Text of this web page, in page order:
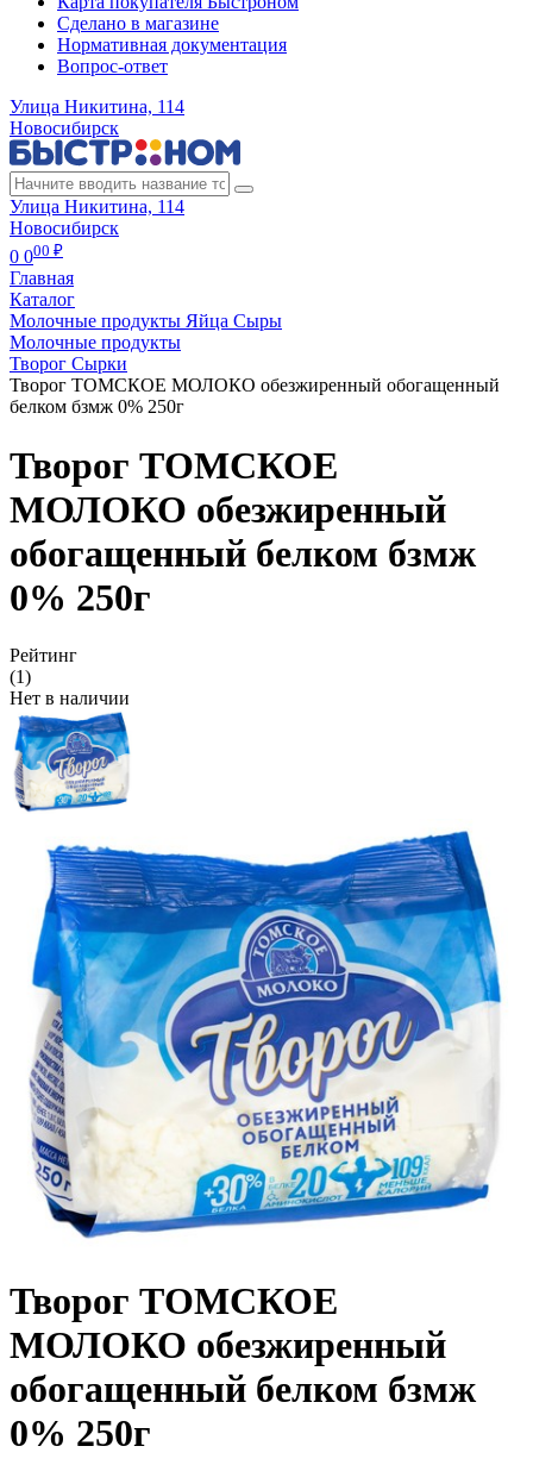
Сделано в магазине
Нормативная документация
Вопрос-ответ
Улица Никитина, 114
Новосибирск
Улица Никитина, 114
Новосибирск
0 000 ₽
Главная
Каталог
Молочные продукты Яйца Сыры
Молочные продукты
Творог Сырки
Творог ТОМСКОЕ МОЛОКО обезжиренный обогащенный
белком бзмж 0% 250г
Творог ТОМСКОЕ
МОЛОКО обезжиренный
обогащенный белком бзмж
0% 250г
Рейтинг
(1)
Нет в наличии
Творог ТОМСКОЕ
МОЛОКО обезжиренный
обогащенный белком бзмж
0% 250г